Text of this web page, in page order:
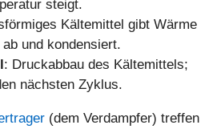
steigt.
Kältemittel gibt Wärme
und kondensiert.
: Druckabbau des Kältemittels;
nächsten Zyklus.
(dem Verdampfer) treffen